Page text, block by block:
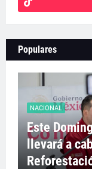
Populares
NACIONAL
Este
llevará a